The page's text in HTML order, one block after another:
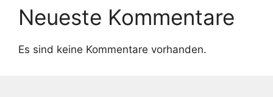
Neueste Kommentare
Es sind keine Kommentare vorhanden.